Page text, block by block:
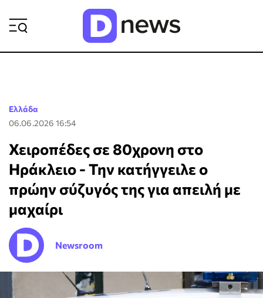
Ελλάδα
06.06.2026 16:54
Χειροπέδες σε 80χρονη στο
Ηράκλειο - Την κατήγγειλε ο
πρώην σύζυγός της για απειλή με
μαχαίρι
Newsroom